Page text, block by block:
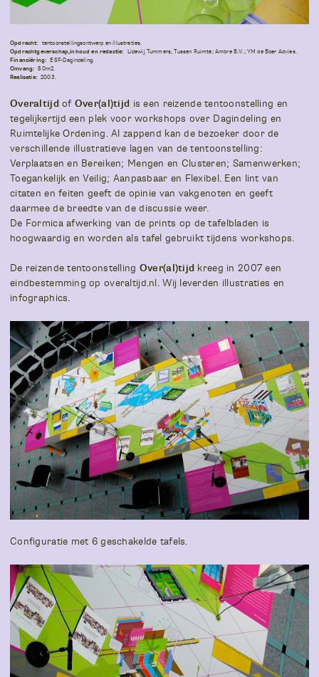
Opdracht:
tentoonstellingsontwerp en illustraties.
Opdrachtgeverschap,inhoud en redactie:
Lidewij Tummers, Tussen Ruimte; Ambre B.V.; YM de Boer Advies.
Financiëring:
ESF-Dagindeling.
Omvang: 50m2.
Realisatie: 2003.
Overaltijd of Over(al)tijd is een reizende tentoonstelling en
tegelijkertijd een plek voor workshops over Dagindeling en
Ruimtelijke Ordening. Al zappend kan de bezoeker door de
verschillende illustratieve lagen van de tentoonstelling:
Verplaatsen en Bereiken; Mengen en Clusteren; Samenwerken;
Toegankelijk en Veilig; Aanpasbaar en Flexibel. Een lint van
citaten en feiten geeft de opinie van vakgenoten en geeft
daarmee de breedte van de discussie weer.
De Formica afwerking van de prints op de tafelbladen is
hoogwaardig en worden als tafel gebruikt tijdens workshops.
De reizende tentoonstelling Over(al)tijd kreeg in 2007 een
eindbestemming op overaltijd.nl. Wij leverden illustraties en
infographics.
Configuratie met 6 geschakelde tafels.